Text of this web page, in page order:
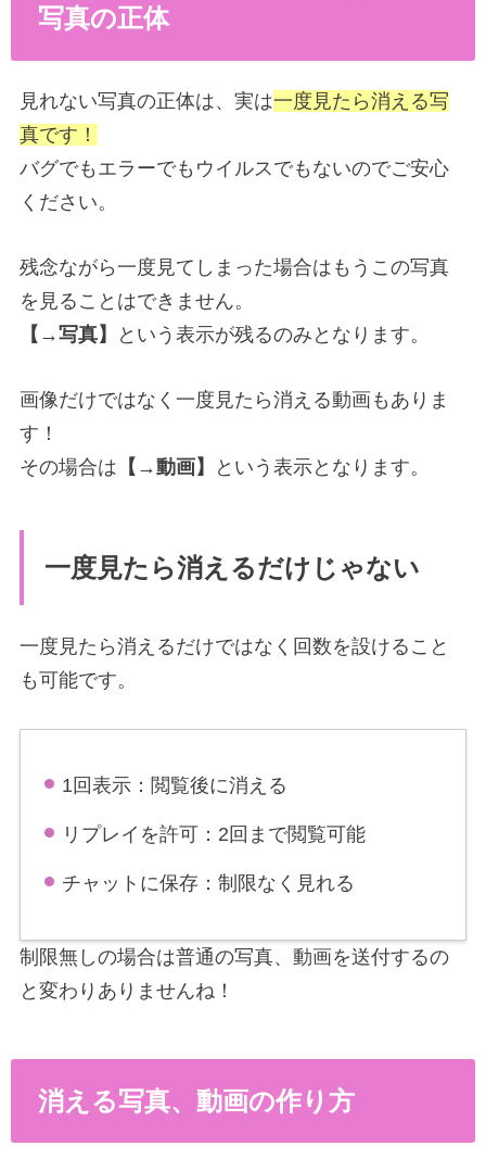
写真の正体
見れない写真の正体は、実は一度見たら消える写
真です！
バグでもエラーでもウイルスでもないのでご安心
ください。
残念ながら一度見てしまった場合はもうこの写真
を見ることはできません。
【→写真】
という表示が残るのみとなります。
画像だけではなく一度見たら消える動画もありま
す！
その場合は 【→動画】 という表示となります。
一度見たら消えるだけじゃない
一度見たら消えるだけではなく回数を設けること
も可能です。
1回表示：閲覧後に消える
リプレイを許可：2回まで閲覧可能
チャットに保存：制限なく見れる
制限無しの場合は普通の写真、動画を送付するの
と変わりありませんね！
消える写真、動画の作り方